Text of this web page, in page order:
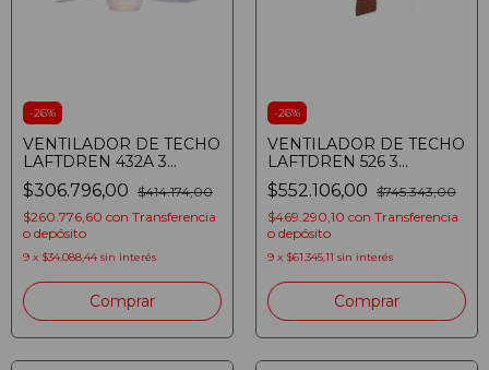
-26%
VENTILADOR DE TECHO
LAFTDREN 432A 3
VELOCIDADES LED 24W
BLANCO
(7798328758583)
$306.796,00 $414.174,00
$260.776,60 con Transferencia
o depósito
9 x $34.088,44 sin interés
Comprar
-26%
VENTILADOR DE TECHO
LAFTDREN 526 3
VELOCIDADES LED 24W
MADERA Y NEGRO
(7798328758071)
$552.106,00 $745.343,00
$469.290,10 con Transferencia
o depósito
9 x $61.345,11 sin interés
Comprar